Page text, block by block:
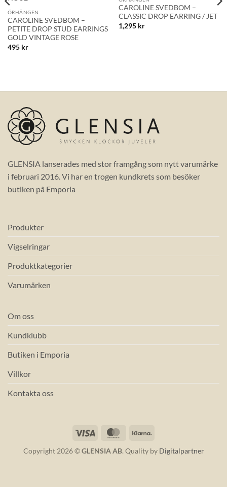
ÖRHÄNGEN
CAROLINE SVEDBOM –
PETITE DROP STUD EARRINGS
GOLD VINTAGE ROSE
495 kr
CAROLINE SVEDBOM –
CLASSIC DROP EARRING / JET
1,295 kr
GLENSIA lanserades med stor framgång som nytt varumärke
i februari 2016. Vi har en trogen kundkrets som besöker
butiken på Emporia
Produkter
Vigselringar
Produktkategorier
Varumärken
Om oss
Kundklubb
Butiken i Emporia
Villkor
Kontakta oss
Visa MasterCard
Copyright 2026 ©GLENSIA AB. Quality by Digitalpartner
BLI MEDLEM